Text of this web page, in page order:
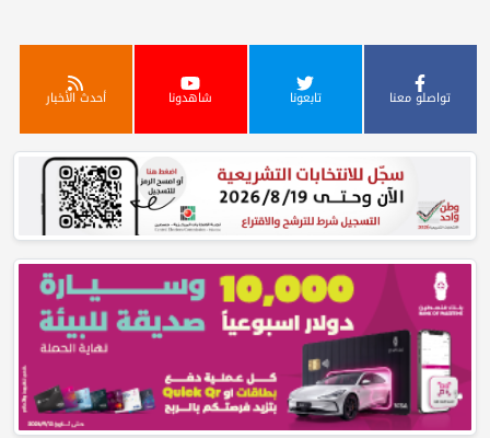
تواصلو معنا تابعونا شاهدونا أحدث الأخبار